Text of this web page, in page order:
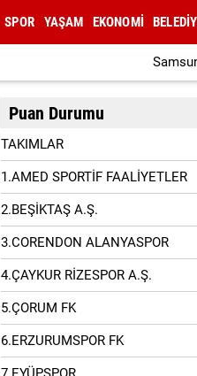
SPOR YAŞAM EKONOMİ
Puan Durumu
TAKIMLAR
1.AMED SPORTİF FAALİYETLER
2.BEŞİKTAŞ A.Ş.
3.CORENDON ALANYASPOR
4.ÇAYKUR RİZESPOR A.Ş.
5.ÇORUM FK
6.ERZURUMSPOR FK